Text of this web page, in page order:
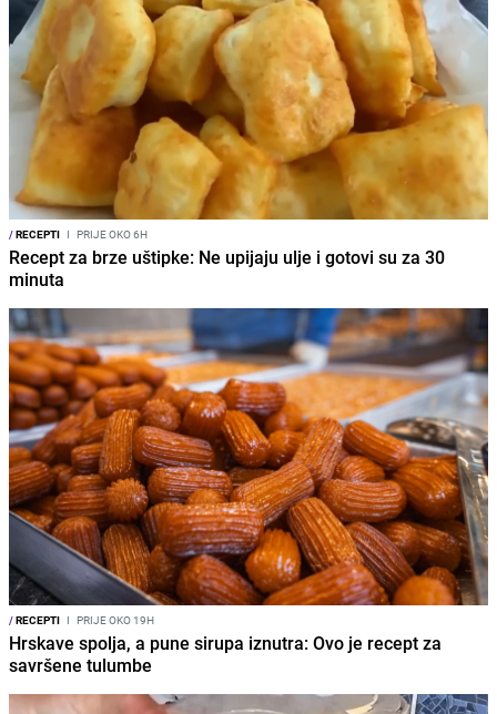
/RECEPTI I PRIJE OKO 6H
Recept za brze uštipke: Ne upijaju ulje i gotovi su za 30
minuta
/RECEPTI I PRIJE OKO 19H
Hrskave spolja, a pune sirupa iznutra: Ovo je recept za
savršene tulumbe